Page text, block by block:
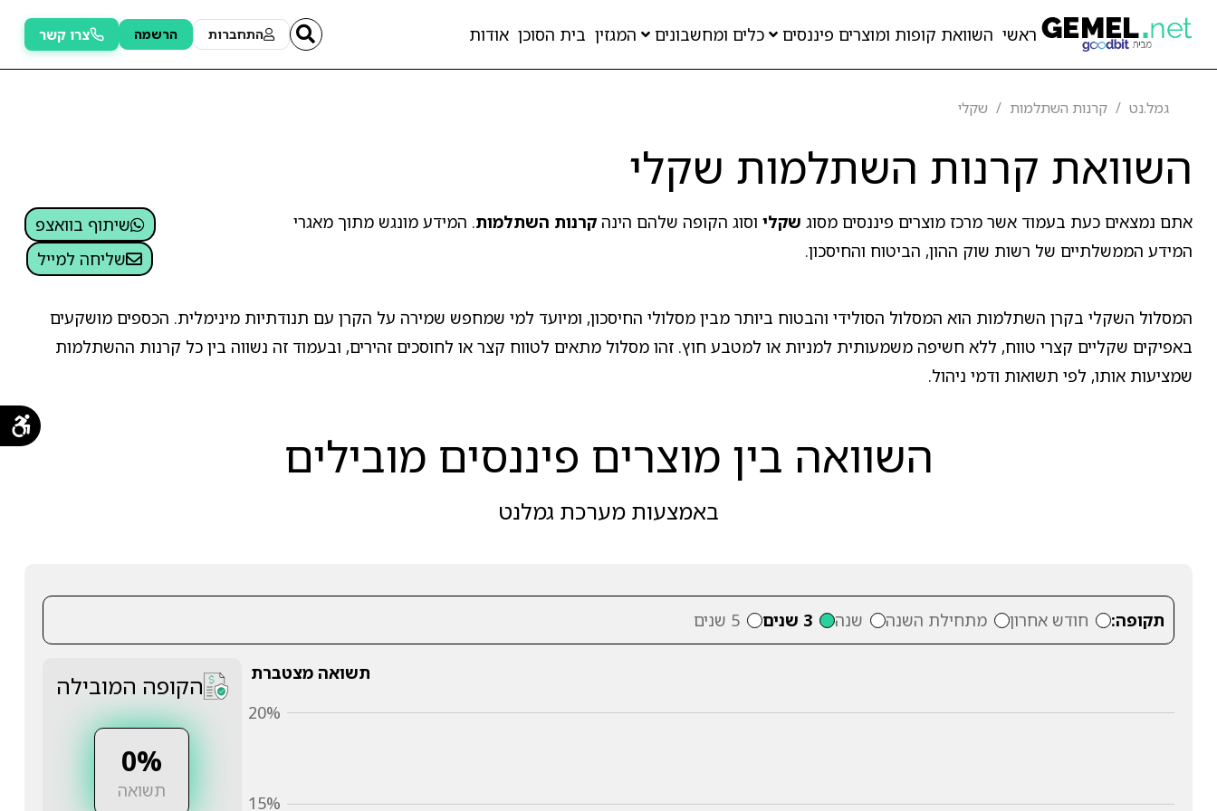
ראשי השוואת קופות ומוצרים פיננסים כלים ומחשבונים המגזין בית הסוכן אודות התחברות הרשמה צרו קשר
גמל.נט קרנות השתלמות שקלי
השוואת קרנות השתלמות שקלי
אתם נמצאים כעת בעמוד אשר מרכז מוצרים פיננסים מסוג שקליוסוג הקופה שלהם הינה קרנות השתלמות. המידע מונגש מתוך מאגרי
המידע הממשלתיים של רשות שוק ההון, הביטוח והחיסכון.
שיתוף בוואצפ
שליחה למייל
המסלול השקלי בקרן השתלמות הוא המסלול הסולידי והבטוח ביותר מבין מסלולי החיסכון, ומיועד למי שמחפש שמירה על הקרן עם תנודתיות מינימלית. הכספים מושקעים
באפיקים שקליים קצרי טווח, ללא חשיפה משמעותית למניות או למטבע חוץ. זהו מסלול מתאים לטווח קצר או לחוסכים זהירים, ובעמוד זה נשווה בין כל קרנות ההשתלמות
שמציעות אותו, לפי תשואות ודמי ניהול.
השוואה בין מוצרים פיננסים מובילים
באמצעות מערכת גמלנט
תקופה: חודש אחרון מתחילת השנה שנה 3 שנים 5 שנים
תשואה מצטברת
15%
20%
הקופה המובילה
0%
תשואה